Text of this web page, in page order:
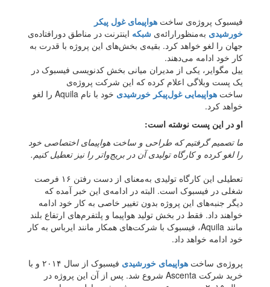
فیسبوک پروژه‌ی ساخت هواپیمای غول پیکر
خورشیدی به‌منظورارائه‌ی شبکه اینترنت در مناطق دورافتاده‌ی
جهان را لغو خواهد کرد. بقیه‌ی بخش‌های این پروژه با قدرت به
کار خود ادامه می‌دهند.
ییل مگوایر، یکی از مدیران میانی بخش کدنویسی فیسبوک در
یک پست وبلاگی اعلام کرده که این شرکت پروژه‌ی
ساخت هواپیمایی غول‌پیکر خورشیدی
خود با نام Aquila را لغو
خواهد کرد.
او در این پست نوشته است:
ما تصمیم گرفتیم که طراحی و ساخت هواپیمای اختصاصی خود
را لغو کرده و کارگاه تولیدی آن در بریج‌واتر را نیز تعطیل کنیم.
تعطیلی این کارگاه تولیدی به‌معنای از دست رفتن ۱۶ فرصت
شغلی در فیسبوک است. البته در ادامه‌ی این خبر آمده که
دیگر جنبه‌های این پروژه بدون تغییر خاصی به کار خود ادامه
خواهند داد. فقط در بخش تولید هواپیما و پلتفرم‌های ارتفاع بلند
مانند Aquila، فیسبوک با شرکت‌های همکار مانند ایرباس به کار
خود ادامه خواهد داد.
پروژه‌ی ساخت هواپیمای خورشیدی
فیسبوک از سال ۲۰۱۴ و با
خرید شرکت Ascenta شروع شد. پس از آن این پروژه در